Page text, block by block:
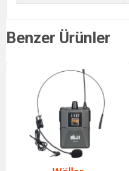
Benzer Ürünler